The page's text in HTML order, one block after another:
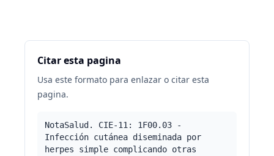
Citar esta pagina
Usa este formato para enlazar o citar esta
pagina.
NotaSalud. CIE-11: 1F00.03 -
Infección cutánea diseminada por
herpes simple complicando otras